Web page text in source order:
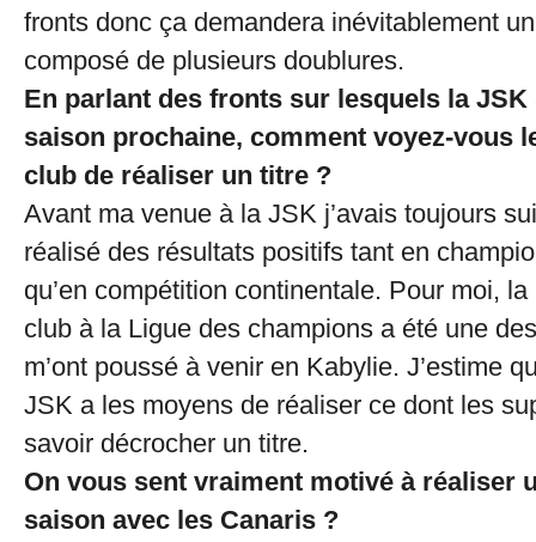
fronts donc ça demandera inévitablement
composé de plusieurs doublures.
En parlant des fronts sur lesquels la JSK
saison prochaine, comment voyez-vous
club de réaliser un titre ?
Avant ma venue à la JSK j’avais toujours
réalisé des résultats positifs tant en
qu’en compétition continentale. Pour moi,
club à la Ligue des champions a été une
m’ont poussé à venir en Kabylie. J’estime
JSK a les moyens de réaliser ce dont les
savoir décrocher un titre.
On vous sent vraiment motivé à réaliser
saison avec les Canaris ?